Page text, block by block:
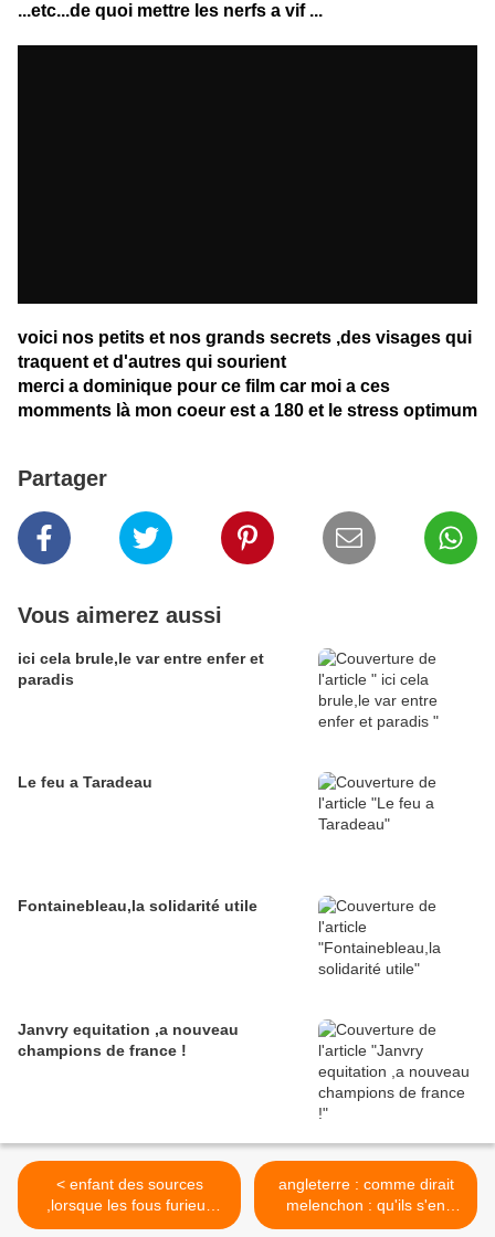
...etc...de quoi mettre les nerfs a vif ...
voici nos petits et nos grands secrets ,des visages qui
traquent et d'autres qui sourient
merci a dominique pour ce film car moi a ces
momments là mon coeur est a 180 et le stress optimum
Partager
Vous aimerez aussi
ici cela brule,le var entre enfer et
paradis
Le feu a Taradeau
Fontainebleau,la solidarité utile
Janvry equitation ,a nouveau
champions de france !
< enfant des sources
,lorsque les fous furieux
démontent
angleterre : comme dirait
melenchon : qu'ils s'en
aillent ! >